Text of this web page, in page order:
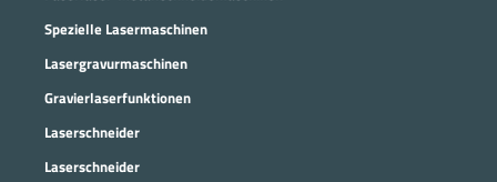
Spezielle Lasermaschinen
Lasergravurmaschinen
Gravierlaserfunktionen
Laserschneider
Laserschneider